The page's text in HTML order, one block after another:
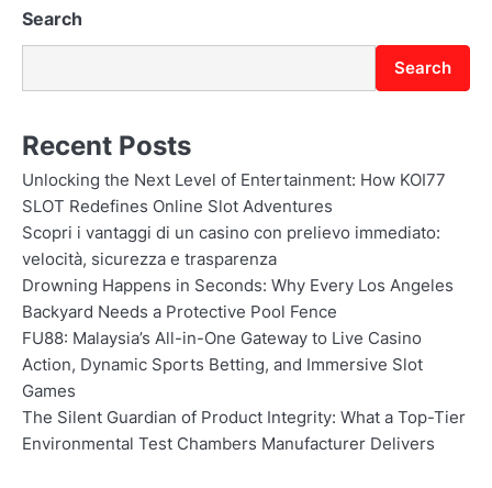
Search
Search
Recent Posts
Unlocking the Next Level of Entertainment: How KOI77
SLOT Redefines Online Slot Adventures
Scopri i vantaggi di un casino con prelievo immediato:
velocità, sicurezza e trasparenza
Drowning Happens in Seconds: Why Every Los Angeles
Backyard Needs a Protective Pool Fence
FU88: Malaysia’s All-in-One Gateway to Live Casino
Action, Dynamic Sports Betting, and Immersive Slot
Games
The Silent Guardian of Product Integrity: What a Top-Tier
Environmental Test Chambers Manufacturer Delivers